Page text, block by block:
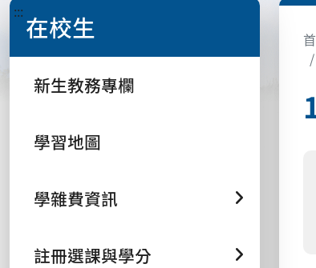
::: 在校生
新生教務專欄
學習地圖
學雜費資訊
註冊選課與學分